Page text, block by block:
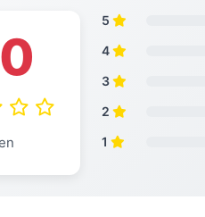
5
4
3
2
1